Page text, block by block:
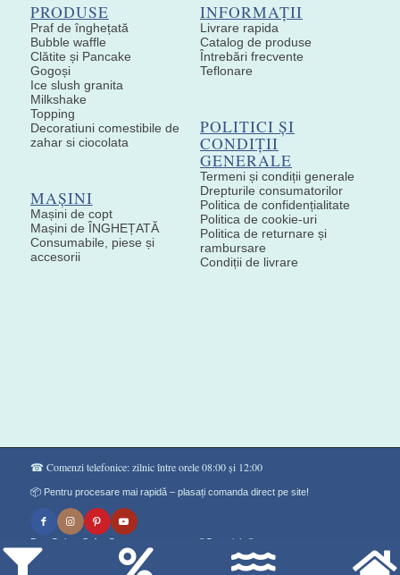
PRODUSE
Praf de înghețată
Bubble waffle
Clătite și Pancake
Gogoși
Ice slush granita
Milkshake
Topping
Decoratiuni comestibile de
zahar si ciocolata
MAȘINI
Mașini de copt
Mașini de ÎNGHEȚATĂ
Consumabile, piese și
accesorii
INFORMAȚII
Livrare rapida
Catalog de produse
Întrebări frecvente
Teflonare
POLITICI ȘI
CONDIȚII
GENERALE
Termeni și condiții generale
Drepturile consumatorilor
Politica de confidențialitate
Politica de cookie-uri
Politica de returnare și
rambursare
Condiții de livrare
☎ Comenzi telefonice: zilnic între orele 08:00 și 12:00
📦 Pentru procesare mai rapidă – plasați comanda direct pe site!
Don Gelato Soft - Сладоледи на прах ®Copyright©